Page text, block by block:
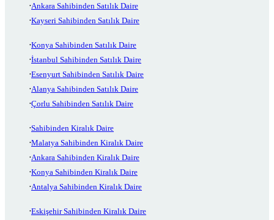
Ankara Sahibinden Satılık Daire
Kayseri Sahibinden Satılık Daire
Konya Sahibinden Satılık Daire
İstanbul Sahibinden Satılık Daire
Esenyurt Sahibinden Satılık Daire
Alanya Sahibinden Satılık Daire
Çorlu Sahibinden Satılık Daire
Sahibinden Kiralık Daire
Malatya Sahibinden Kiralık Daire
Ankara Sahibinden Kiralık Daire
Konya Sahibinden Kiralık Daire
Antalya Sahibinden Kiralık Daire
Eskişehir Sahibinden Kiralık Daire